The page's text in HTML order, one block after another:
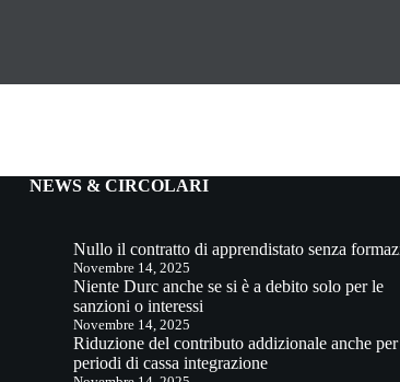
NEWS & CIRCOLARI
Nullo il contratto di apprendistato senza
Novembre 14, 2025
Niente Durc anche se si è a debito solo per le
sanzioni o interessi
Novembre 14, 2025
Riduzione del contributo addizionale anche
periodi di cassa integrazione